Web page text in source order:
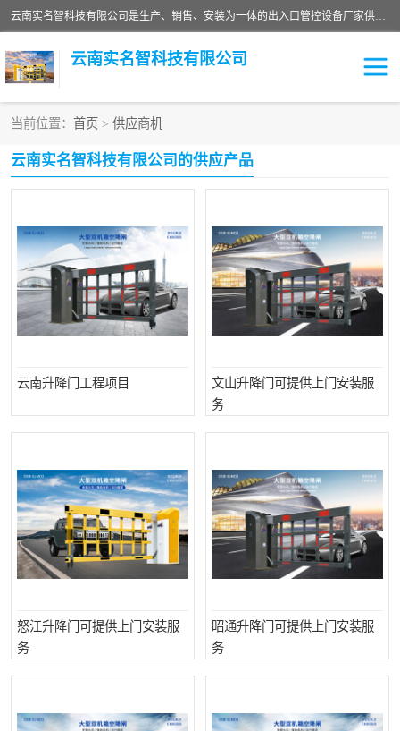
云南实名智科技有限公司是生产、销售、安装为一体的出入口管控设备厂家供应商。主营:电动伸缩门、道闸、广告道闸、重型空降闸、车牌识别、门禁通道、升降柱、岗亭、旗杆等智能设备。主营产品: 电动伸缩门,道闸门禁,车牌识别 生产、销售、安装为一体的出入口管控设备厂家源头供应商。
云南实名智科技有限公司
当前位置： 首页 > 供应商机
云南实名智科技有限公司的供应产品
云南升降门工程项目
文山升降门可提供上门安装服
务
怒江升降门可提供上门安装服
务
昭通升降门可提供上门安装服
务
车牌识别门系列 充电桩系列
升降门系列 通道闸系列
小门系列 伸缩门